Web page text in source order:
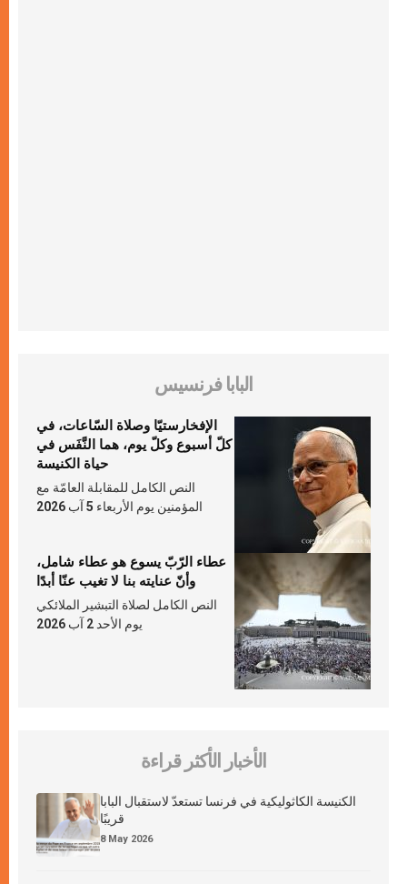
البابا فرنسيس
الإفخارستيّا وصلاة السّاعات، في
كلّ أسبوع وكلّ يوم، هما النَّفَس في
حياة الكنيسة
النص الكامل للمقابلة العامّة مع
المؤمنين يوم الأربعاء 5 آب 2026
عطاء الرّبّ يسوع هو عطاء شامل،
وأنّ عنايته بنا لا تغيب عنّا أبدًا
النص الكامل لصلاة التبشير الملائكي
يوم الأحد 2 آب 2026
الأخبار الأكثر قراءة
الكنيسة الكاثوليكية في فرنسا تستعدّ لاستقبال البابا
قريبًا
8 May 2026